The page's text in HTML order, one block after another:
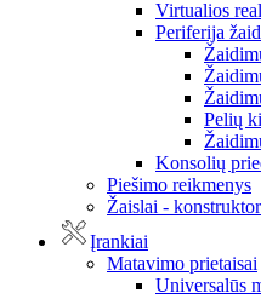
Virtualios
Periferija
Pelių
Konsolių
Piešimo reikmenys
Žaislai -
Įrankiai
Matavimo prietaisai
Universalūs